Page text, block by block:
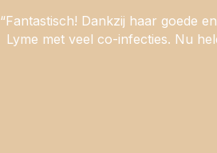
“Fantastisch! Dankzij haar goede
Lyme met veel co-infecties. Nu